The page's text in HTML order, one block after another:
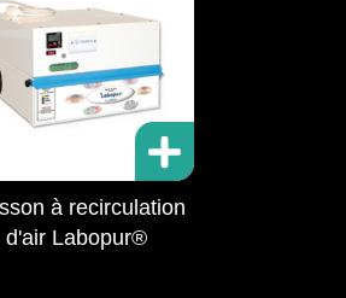
à recirculation
d'air Labopur®